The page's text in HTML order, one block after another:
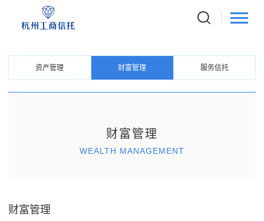
公司业务
资产管理 财富管理 服务信托
财富管理
WEALTH MANAGEMENT
财富管理